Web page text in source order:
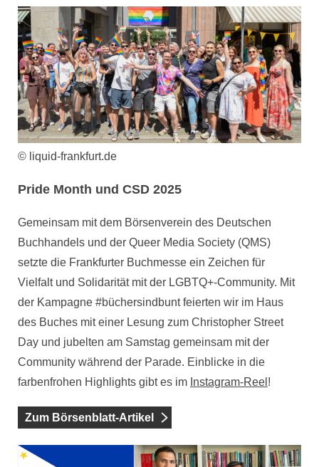
© liquid-frankfurt.de
Pride Month und CSD 2025
Gemeinsam mit dem Börsenverein des Deutschen
Buchhandels und der Queer Media Society (QMS)
setzte die Frankfurter Buchmesse ein Zeichen für
Vielfalt und Solidarität mit der LGBTQ+-Community. Mit
der Kampagne #büchersindbunt feierten wir im Haus
des Buches mit einer Lesung zum Christopher Street
Day und jubelten am Samstag gemeinsam mit der
Community während der Parade. Einblicke in die
farbenfrohen Highlights gibt es im Instagram-Reel !
Zum Börsenblatt-Artikel